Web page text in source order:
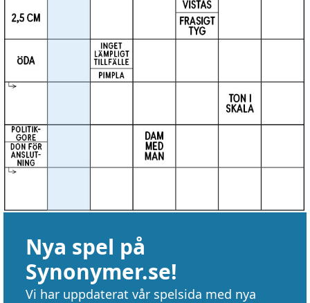
Nya spel på
Synonymer.se!
Vi har uppdaterat vår spelsida med nya